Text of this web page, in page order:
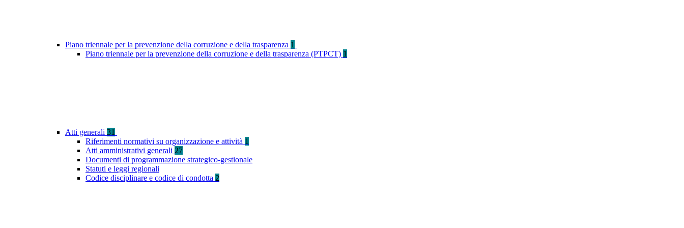
Piano triennale per la prevenzione della corruzione e della trasparenza 1
Piano triennale per la prevenzione della corruzione e della trasparenza (PTPCT) 1
Atti generali 31
Riferimenti normativi su organizzazione e attività 1
Atti amministrativi generali 27
Documenti di programmazione strategico-gestionale
Statuti e leggi regionali
Codice disciplinare e codice di condotta 2